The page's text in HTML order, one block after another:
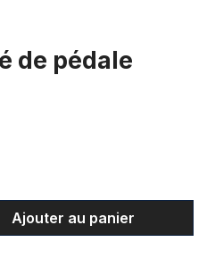
de pédale
: Entrez la
Ajouter au panier